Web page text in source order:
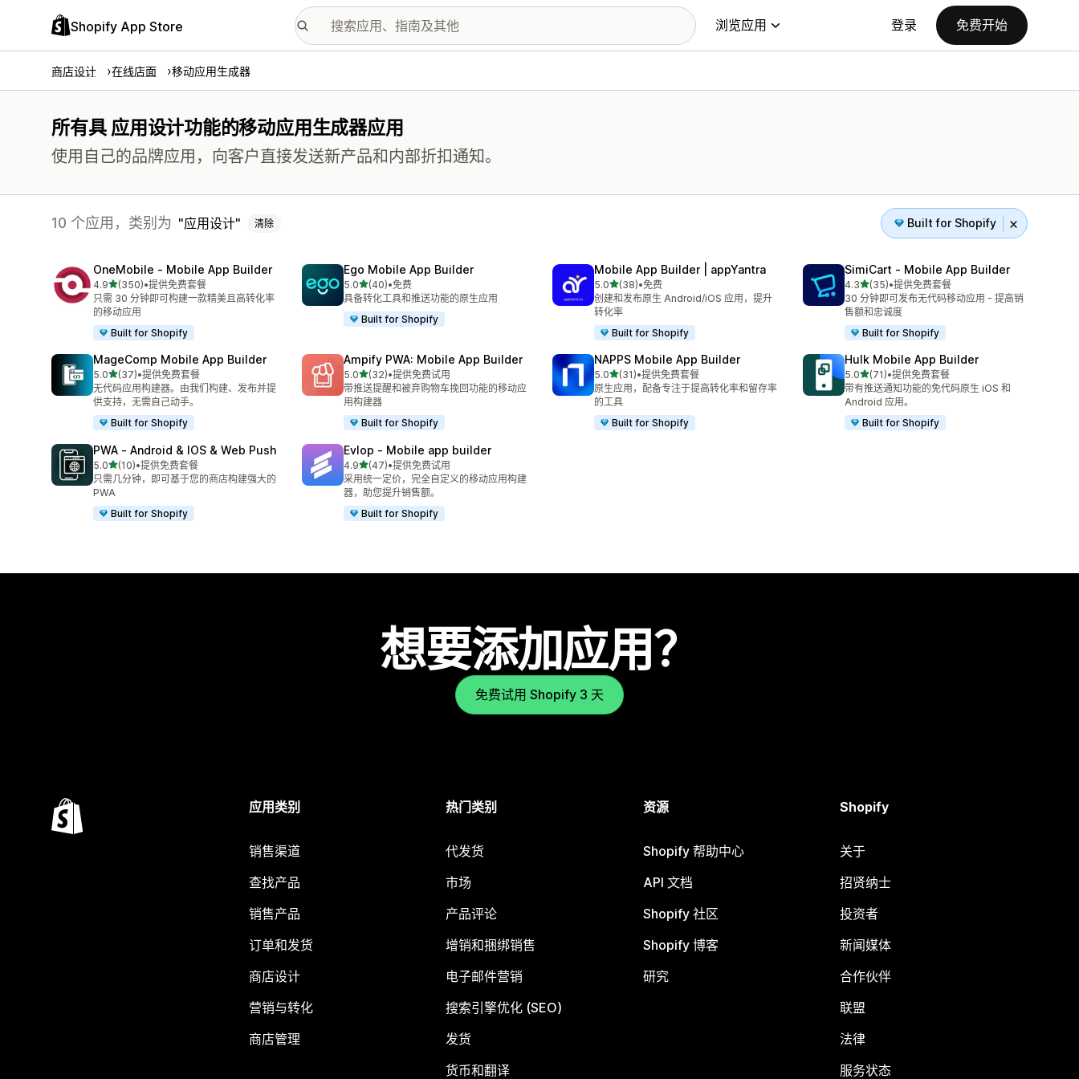
Shopify App Store 浏览应用 登录 免费开始
商店设计 在线店面 移动应用生成器
所有具 应用设计功能的移动应用生成器应用
使用自己的品牌应用，向客户直接发送新产品和内部折扣通知。
10 个应用，类别为 应用设计 清除 Built for Shopify
OneMobile ‑ Mobile App Builder
4.9星（满分 5 星）
(350)
总共 350 条评论
•提供免费套餐
只需 30 分钟即可构建一款精美且高转化率
的移动应用
Built for Shopify
Ego Mobile App Builder
5.0星（满分 5 星）
(40)
总共 40 条评论
•免费
具备转化工具和推送功能的原生应用
Built for Shopify
Mobile App Builder | appYantra
5.0星（满分 5 星）
(38)
总共 38 条评论
•免费
创建和发布原生 Android/iOS 应用，提升
转化率
Built for Shopify
SimiCart ‑ Mobile App Builder
4.3星（满分 5 星）
(35)
总共 35 条评论
•提供免费套餐
30 分钟即可发布无代码移动应用 - 提高销
售额和忠诚度
Built for Shopify
MageComp Mobile App Builder
5.0星（满分 5 星）
(37)
总共 37 条评论
•提供免费套餐
无代码应用构建器。由我们构建、发布并提
供支持，无需自己动手。
Built for Shopify
Ampify PWA: Mobile App Builder
5.0星（满分 5 星）
(32)
总共 32 条评论
•提供免费试用
带推送提醒和被弃购物车挽回功能的移动应
用构建器
Built for Shopify
NAPPS Mobile App Builder
5.0星（满分 5 星）
(31)
总共 31 条评论
•提供免费套餐
原生应用，配备专注于提高转化率和留存率
的工具
Built for Shopify
Hulk Mobile App Builder
5.0星（满分 5 星）
(71)
总共 71 条评论
•提供免费套餐
带有推送通知功能的免代码原生 iOS 和
Android 应用。
Built for Shopify
PWA ‑ Android & IOS & Web Push
5.0星（满分 5 星）
(10)
总共 10 条评论
•提供免费套餐
只需几分钟，即可基于您的商店构建强大的
PWA
Built for Shopify
Evlop ‑ Mobile app builder
4.9星（满分 5 星）
(47)
总共 47 条评论
•提供免费试用
采用统一定价，完全自定义的移动应用构建
器，助您提升销售额。
Built for Shopify
想要添加应用？
免费试用 Shopify 3 天
应用类别
销售渠道
查找产品
销售产品
订单和发货
商店设计
营销与转化
商店管理
热门类别
代发货
市场
产品评论
增销和捆绑销售
电子邮件营销
搜索引擎优化 (SEO)
发货
货币和翻译
资源
Shopify 帮助中心
API 文档
Shopify 社区
Shopify 博客
研究
Shopify
关于
招贤纳士
投资者
新闻媒体
合作伙伴
联盟
法律
服务状态